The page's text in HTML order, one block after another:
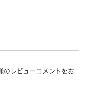
のレビューコメントをお